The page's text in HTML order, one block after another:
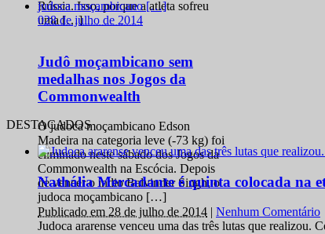
Rússia. Isso, porque a atleta sofreu
uma […]
028 de julho de 2014
Judô moçambicano sem
medalhas nos Jogos da
Commonwealth
O judoca moçambicano Edson
Madeira na categoria leve (-73 kg) foi
eliminado neste sábado dos Jogos da
Commonwealth na Escócia. Depois
de vencer o índio Balvinder Singh, o
judoca moçambicano […]
DESTACADOS
Nathália Mercadante é quinta colocada na
Publicado em 28 de julho de 2014 | Nenhum Comentário
Judoca ararense venceu uma das três lutas que